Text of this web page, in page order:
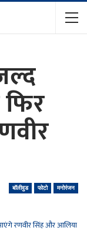
बॉलीवुड फोटो मनोरंजन